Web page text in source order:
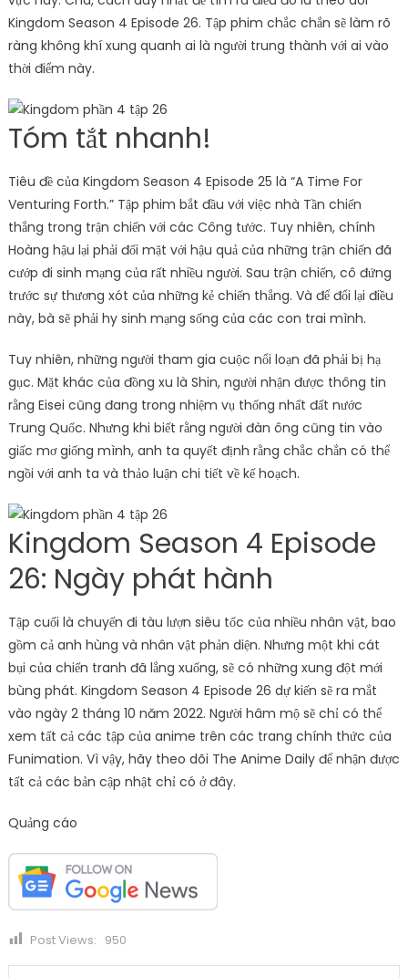
Kingdom Season 4 Episode 26. Tập phim chắc chắn sẽ làm rõ
ràng không khí xung quanh ai là người trung thành với ai vào
thời điểm này.
Tóm tắt nhanh!
Tiêu đề của Kingdom Season 4 Episode 25 là “A Time For
Venturing Forth.” Tập phim bắt đầu với việc nhà Tần chiến
thắng trong trận chiến với các Công tước. Tuy nhiên, chính
Hoàng hậu lại phải đối mặt với hậu quả của những trận chiến đã
cướp đi sinh mạng của rất nhiều người. Sau trận chiến, cô đứng
trước sự thương xót của những kẻ chiến thắng. Và để đổi lại điều
này, bà sẽ phải hy sinh mạng sống của các con trai mình.
Tuy nhiên, những người tham gia cuộc nổi loạn đã phải bị hạ
gục. Mặt khác của đồng xu là Shin, người nhận được thông tin
rằng Eisei cũng đang trong nhiệm vụ thống nhất đất nước
Trung Quốc. Nhưng khi biết rằng người đàn ông cũng tin vào
giấc mơ giống mình, anh ta quyết định rằng chắc chắn có thể
ngồi với anh ta và thảo luận chi tiết về kế hoạch.
Kingdom Season 4 Episode
26: Ngày phát hành
Tập cuối là chuyến đi tàu lượn siêu tốc của nhiều nhân vật, bao
gồm cả anh hùng và nhân vật phản diện. Nhưng một khi cát
bụi của chiến tranh đã lắng xuống, sẽ có những xung đột mới
bùng phát. Kingdom Season 4 Episode 26 dự kiến ​​sẽ ra mắt
vào ngày 2 tháng 10 năm 2022. Người hâm mộ sẽ chỉ có thể
xem tất cả các tập của anime trên các trang chính thức của
Funimation. Vì vậy, hãy theo dõi The Anime Daily để nhận được
tất cả các bản cập nhật chỉ có ở đây.
Quảng cáo
Post Views: 950